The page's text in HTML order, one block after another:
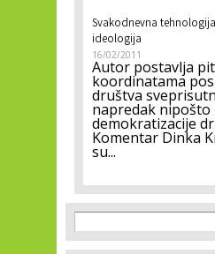
Svakodnevna
ideologija
16/02/2011
Autor postavlja
koordinatama
društva
napredak nipošto
demokratizacije
Komentar Dinka
su...
Search form
Search